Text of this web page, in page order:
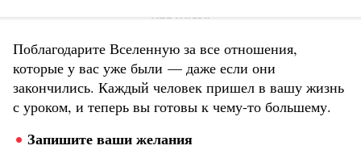
Поблагодарите Вселенную за все отношения,
которые у вас уже были — даже если они
закончились. Каждый человек пришел в вашу жизнь
с уроком, и теперь вы готовы к чему-то большему.
Запишите ваши желания